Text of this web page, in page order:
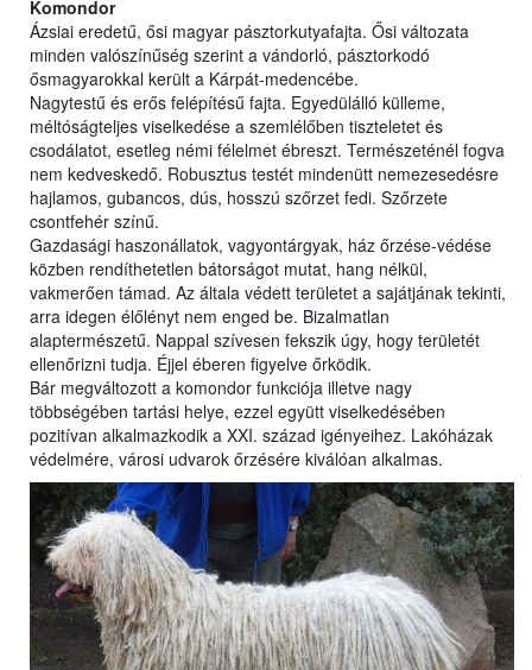
Komondor
Ázsiai eredetű, ősi magyar pásztorkutyafajta. Ősi változata
minden valószínűség szerint a vándorló, pásztorkodó
ősmagyarokkal került a Kárpát-medencébe.
Nagytestű és erős felépítésű fajta. Egyedülálló külleme,
méltóságteljes viselkedése a szemlélőben tiszteletet és
csodálatot, esetleg némi félelmet ébreszt. Természeténél fogva
nem kedveskedő. Robusztus testét mindenütt nemezesedésre
hajlamos, gubancos, dús, hosszú szőrzet fedi. Szőrzete
csontfehér színű.
Gazdasági haszonállatok, vagyontárgyak, ház őrzése-védése
közben rendíthetetlen bátorságot mutat, hang nélkül,
vakmerően támad. Az általa védett területet a sajátjának tekinti,
arra idegen élőlényt nem enged be. Bizalmatlan
alaptermészetű. Nappal szívesen fekszik úgy, hogy területét
ellenőrizni tudja. Éjjel éberen figyelve őrködik.
Bár megváltozott a komondor funkciója illetve nagy
többségében tartási helye, ezzel együtt viselkedésében
pozitívan alkalmazkodik a XXI. század igényeihez. Lakóházak
védelmére, városi udvarok őrzésére kiválóan alkalmas.